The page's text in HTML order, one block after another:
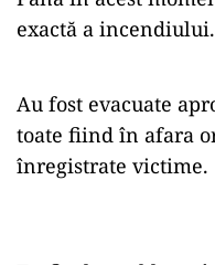
exactă a incendiului.
Au fost evacuate
toate fiind în afara
înregistrate victime.